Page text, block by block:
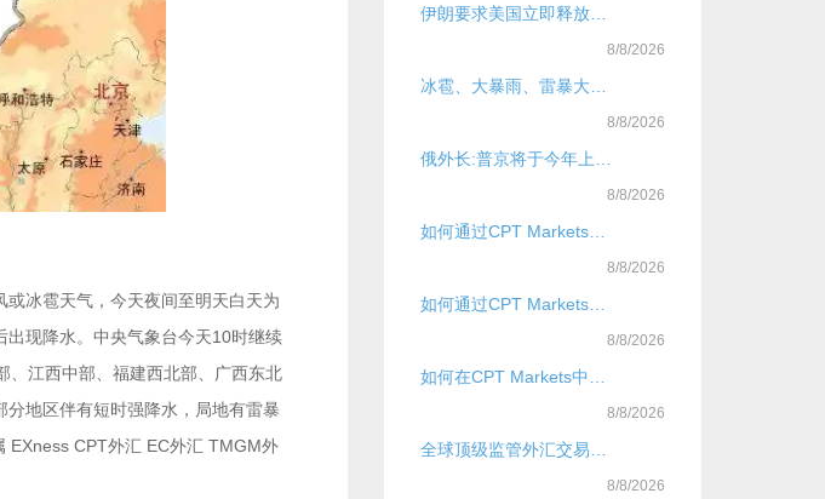
冰雹天气，今天夜间至明天白天为
出现降水。中央气象台今天10时继续
、江西中部、福建西北部、广西东北
地区伴有短时强降水，局地有雷暴
EXness CPT外汇 EC外汇 TMGM外
伊朗要求美国立即释放被扣押船只及人员
8/8/2026
8/8/2026
8/8/2026
如何通过CPT Markets官网把握国际黄金行情走势？
8/8/2026
如何通过CPT Markets平台捕捉国际黄金行情？？
8/8/2026
8/8/2026
8/8/2026